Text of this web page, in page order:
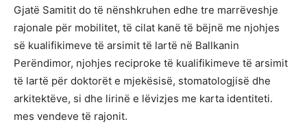
Gjatë Samitit do të nënshkruhen edhe tre marrëveshje
rajonale për mobilitet, të cilat kanë të bëjnë me njohjes
së kualifikimeve të arsimit të lartë në Ballkanin
Perëndimor, njohjes reciproke të kualifikimeve të arsimit
të lartë për doktorët e mjekësisë, stomatologjisë dhe
arkitektëve, si dhe lirinë e lëvizjes me karta identiteti.
mes vendeve të rajonit.